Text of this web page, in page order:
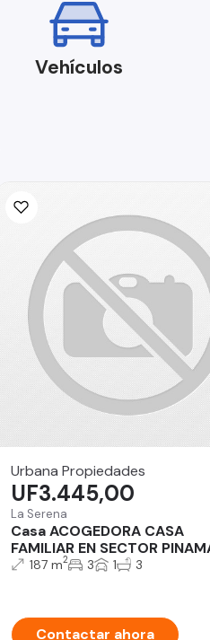
Vehículos
Urbana Propiedades
La Serena
Casa ACOGEDORA CASA
FAMILIAR EN SECTOR
UF3.445,00
187 m2 3 1 3
Contactar ahora